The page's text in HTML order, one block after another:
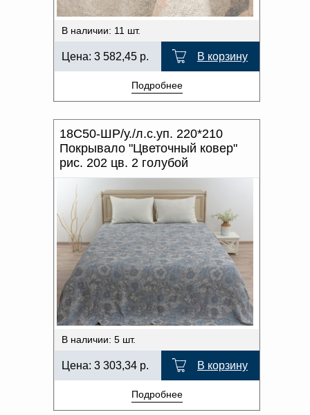
В наличии: 11 шт.
Цена: 3 582,45 р. В корзину
Подробнее
18С50-ШР/у./л.с.уп. 220*210
Покрывало "Цветочный ковер"
рис. 202 цв. 2 голубой
В наличии: 5 шт.
Цена: 3 303,34 р. В корзину
Подробнее